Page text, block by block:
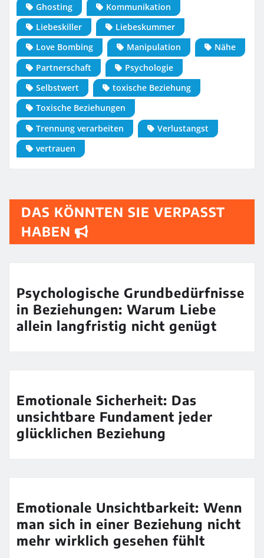
Ghosting
Kommunikation
Liebeskiller
Liebeskummer
Love Bombing
Manipulation
Nähe
Partnerschaft
Psychologie
Selbstwert
toxische Beziehung
Toxische Beziehungen
Trennung verarbeiten
Verlustangst
vertrauen
DAS KÖNNTEN SIE VERPASST
HABEN
Psychologische Grundbedürfnisse
in Beziehungen: Warum Liebe
allein langfristig nicht genügt
Emotionale Sicherheit: Das
unsichtbare Fundament jeder
glücklichen Beziehung
Emotionale Unsichtbarkeit: Wenn
man sich in einer Beziehung nicht
mehr wirklich gesehen fühlt